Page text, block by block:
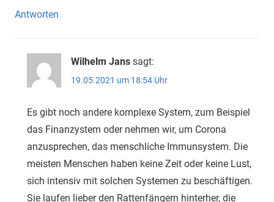
Antworten
Wilhelm Jans sagt:
19.05.2021 um 18:54 Uhr
Es gibt noch andere komplexe System, zum Beispiel
das Finanzystem oder nehmen wir, um Corona
anzusprechen, das menschliche Immunsystem. Die
meisten Menschen haben keine Zeit oder keine Lust,
sich intensiv mit solchen Systemen zu beschäftigen.
Sie laufen lieber den Rattenfängern hinterher, die